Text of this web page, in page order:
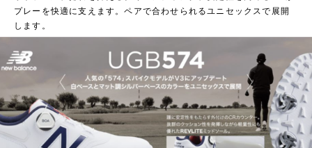
プレーを快適に支えます。ペアで合わせられるユニセックスで展開
します。